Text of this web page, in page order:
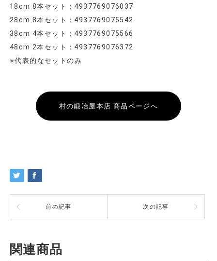
18cm 8本セット：4937769076037
28cm 8本セット：4937769075542
38cm 4本セット：4937769075566
48cm 2本セット：4937769076372
※代表的なセットのみ
村の鍛冶屋本店 商品ページへ
前の記事 次の記事
関連商品